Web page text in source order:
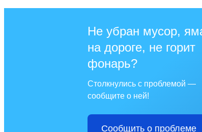
Не убран мусор,
на дороге, не горит
фонарь?
Столкнулись с проблемой —
сообщите о ней!
Сообщить о проблеме